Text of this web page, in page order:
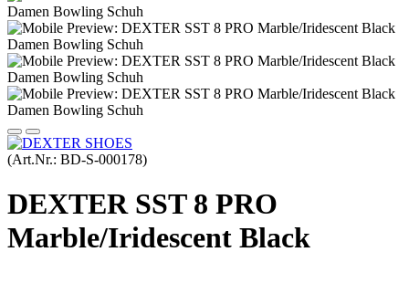
(Art.Nr.: BD-S-000178)
DEXTER SST 8 PRO
Marble/Iridescent Black